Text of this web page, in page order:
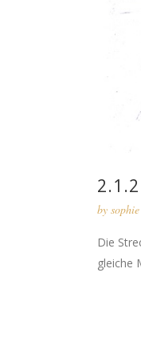
2.1.2
by sophie
Die
gleiche